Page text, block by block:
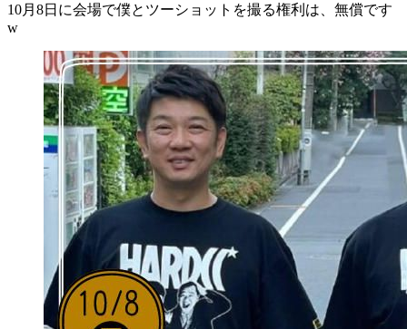
10月8日に会場で僕とツーショットを撮る権利は、無償です
w